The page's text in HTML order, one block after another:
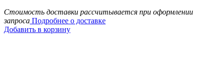
Стоимость доставки рассчитывается при оформлении
запроса Подробнее о доставке
Добавить в корзину